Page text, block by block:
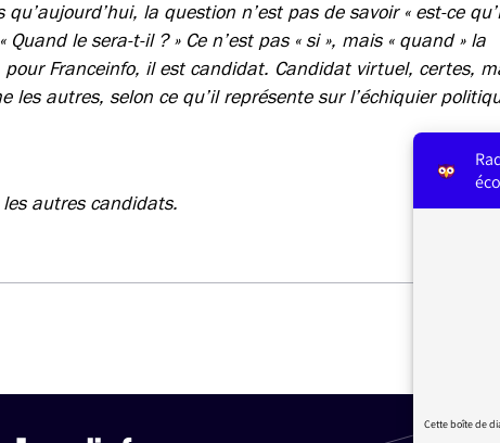
la question n’est pas de savoir « est-ce
le sera-t-il ? » Ce n’est pas « si », mais « quand » la
pour Franceinfo, il est candidat. Candidat virtuel, certes,
autres, selon ce qu’il représente sur l’échiquier
autres candidats.
Cette boîte de